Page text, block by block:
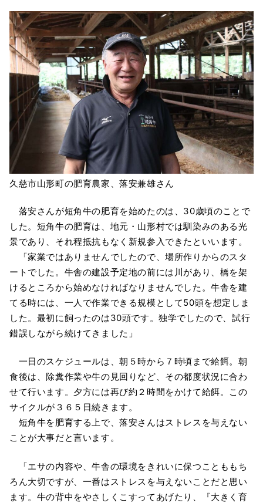
久慈市山形町の肥育農家、落安兼雄さん
落安さんが短角牛の肥育を始めたのは、30歳頃のことで
した。短角牛の肥育は、地元・山形村では馴染みのある光
景であり、それ程抵抗もなく新規参入できたといいます。
「家業ではありませんでしたので、場所作りからのスタ
ートでした。牛舎の建設予定地の前には川があり、橋を架
けるところから始めなければなりませんでした。牛舎を建
てる時には、一人で作業できる規模として50頭を想定しま
した。最初に飼ったのは30頭です。独学でしたので、試行
錯誤しながら続けてきました」
一日のスケジュールは、朝５時から７時頃まで給餌。朝
食後は、除糞作業や牛の見回りなど、その都度状況に合わ
せて行います。夕方には再び約２時間をかけて給餌。この
サイクルが３６５日続きます。
短角牛を肥育する上で、落安さんはストレスを与えない
ことが大事だと言います。
「エサの内容や、牛舎の環境をきれいに保つことももち
ろん大切ですが、一番はストレスを与えないことだと思い
ます。牛の背中をやさしくこすってあげたり、『大きく育